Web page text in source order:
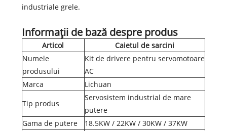
industriale grele.
Informații de bază despre produs
Articol
Caietul de sarcini
Numele
produsului
Kit de drivere pentru servomotoare
AC
Marca
Lichuan
Tip produs
Servosistem industrial de mare
putere
Gama de putere
18.5KW / 22KW / 30KW / 37KW